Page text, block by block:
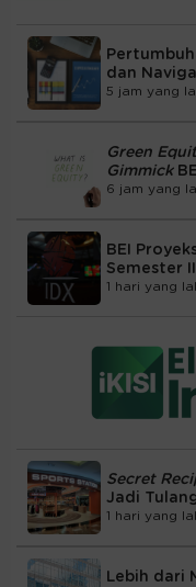
dan
5 jam yang
Green
Gimmick
6 jam yang
BEI
Semester
1 hari yang
Secret
Jadi
1 hari yang
Lebih dari